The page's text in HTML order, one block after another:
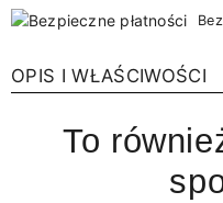
OPIS I WŁAŚCIWOŚCI
To